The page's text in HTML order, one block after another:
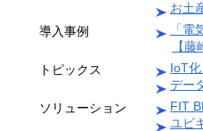
お土
導入事例
「
【
トピックス
IoT
デー
ソリューション
FIT
ユビ